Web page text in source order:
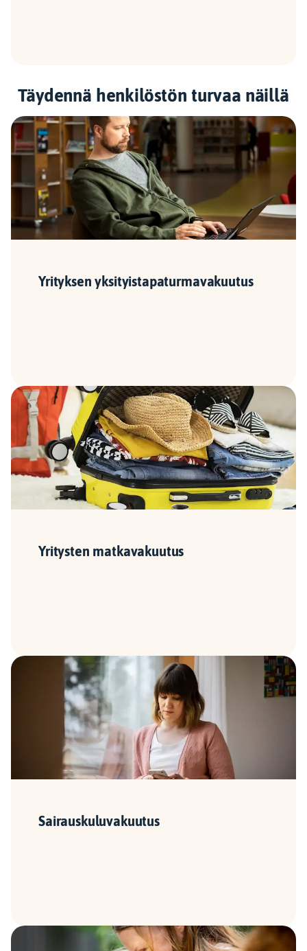
Täydennä henkilöstön turvaa näillä
Yrityksen yksityis­tapaturmavakuutus
Yritysten matkavakuutus
Sairauskuluvakuutus